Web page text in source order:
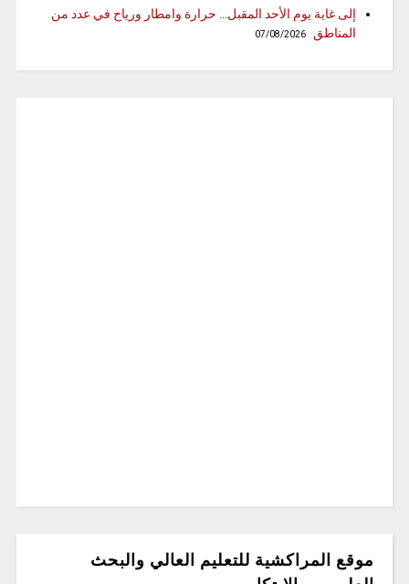
إلى غاية يوم الأحد المقبل… حرارة وامطار ورياح في عدد من
المناطق
07/08/2026
موقع المراكشية للتعليم العالي والبحث